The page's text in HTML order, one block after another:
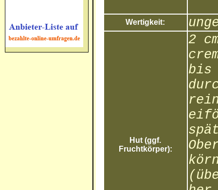
Wertigkeit:
Hut (ggf.
Fruchtkörper):
2
bis